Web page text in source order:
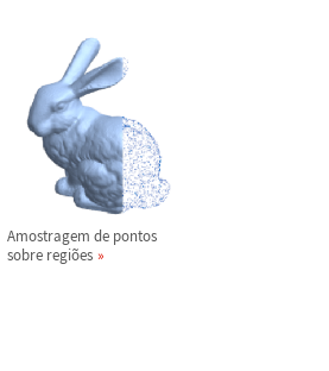
Amostragem de pontos
sobre regiões